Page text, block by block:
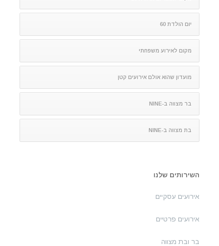
יום הולדת 60
מקום לאירוע משפחתי
מועדון שהוא אולם אירועים קטן
בר מצווה ב-NINE
בת מצווה ב-NINE
השירותים שלנו
אירועים עסקיים
אירועים פרטיים
בר ובת מצווה